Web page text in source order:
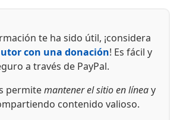
te ha sido útil, ¡considera
con una donación! Es fácil y
a través de PayPal.
permitemantener el sitio en líneay
contenido valioso.